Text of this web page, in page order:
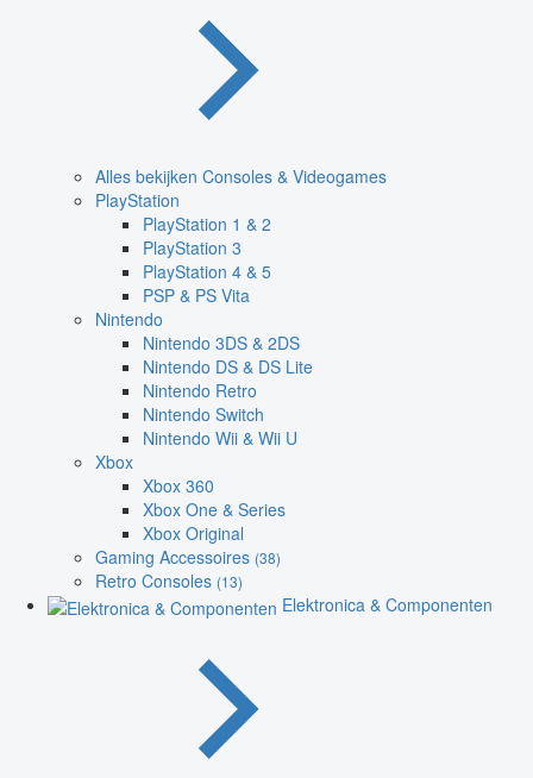
Alles bekijken Consoles & Videogames
PlayStation
PlayStation 1 & 2
PlayStation 3
PlayStation 4 & 5
PSP & PS Vita
Nintendo
Nintendo 3DS & 2DS
Nintendo DS & DS Lite
Nintendo Retro
Nintendo Switch
Nintendo Wii & Wii U
Xbox
Xbox 360
Xbox One & Series
Xbox Original
Gaming Accessoires (38)
Retro Consoles (13)
Elektronica & Componenten